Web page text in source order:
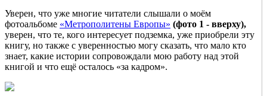
Уверен, что уже многие читатели слышали о моём
фотоальбоме «Метрополитены Европы» (фото 1 - вверху),
уверен, что те, кого интересует подземка, уже приобрели эту
книгу, но также с уверенностью могу сказать, что мало кто
знает, какие истории сопровождали мою работу над этой
книгой и что ещё осталось «за кадром».